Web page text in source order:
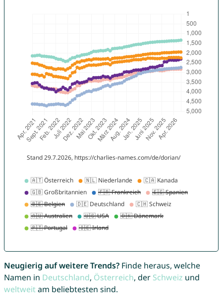
Neugierig auf weitere Trends?Finde heraus, welche
Namen in Deutschland, Österreich, der Schweiz und
weltweitam beliebtesten sind.